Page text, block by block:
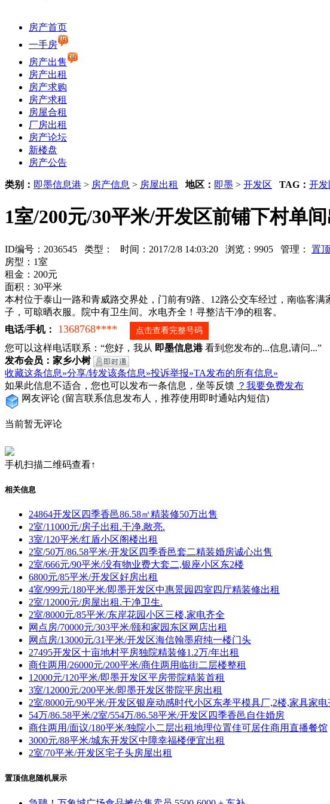
房产首页
一手房
房产出售
房产出租
房产求购
房产求租
房屋合租
厂房出租
房产论坛
新楼盘
房产公告
类别： 即墨信息港 > 房产信息 > 房屋出租 地区： 即墨 > 开发区 TAG： 开发
1室/200元/30平米/开发区前铺下村单
ID编号：2036545 类型： 时间：2017/2/8 14:03:20 浏览：9905 管理： 置顶
房型：1室
租金：200元
面积：30平米
本村位于泰山一路和青威路交界处，门前有9路、12路公交车经过，南临客
子，可晾晒衣服。院中有卫生间。水电齐全！寻整洁干净的租客。
电话/手机：
1368768**** 点击查看完整号码
您可以这样电话联系：“您好，我从 即墨信息港看到您发布的...信息,请问...”
发布会员：家乡小树
收藏这条信息»分享/转发该条信息»投诉举报»TA发布的所有信息»
如果此信息不适合，您也可以发布一条信息，坐等反馈 ？我要免费发布
网友评论 (留言联系信息发布人，推荐使用即时通站内短信)
当前暂无评论
手机扫描二维码查看↑
相关信息
24864开发区四季香邑86.58㎡精装修50万出售
2室/11000元/房子出租.干净.敞亮.
3室/120平米/红盾小区阁楼出租
2室/50万/86.58平米/开发区四季香邑套二精装婚房诚心出售
2室/666元/90平米/没有物业费大套二,银座小区东2楼
6800元/85平米/开发区好房出租
4室/999元/180平米/即墨开发区中惠景园四室四厅精装修出租
2室/12000元/房屋出租.干净卫生.
2室/8000元/85平米/东岸花园小区三楼,家电齐全
网点房/70000元/303平米/颐和家园东区网店出租
网点房/13000元/31平米/开发区海信翰墨府纯一楼门头
27495开发区十亩地村平房独院精装修1.2万/年出租
商住两用/26000元/200平米/商住两用临街二层楼整租
12000元/120平米/即墨开发区平房带院精装首租
3室/12000元/200平米/即墨开发区带院平房出租
2室/8000元/90平米/开发区银座动感时代小区东孝平模具厂,2楼,家具家
54万/86.58平米/2室/554万/86.58平米/开发区四季香邑自住婚房
商住两用/面议/180平米/独院小二层出租地理位置佳可居住商用直播餐馆
3000元/88平米/城东开发区中障幸福楼便宜出租
2室/70平米/开发区宅子头房屋出租
置顶信息随机展示